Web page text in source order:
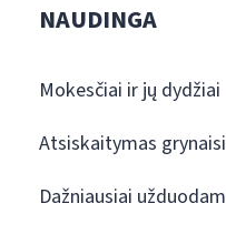
NAUDINGA
Mokesčiai ir jų dydžiai
Atsiskaitymas
Dažniausiai